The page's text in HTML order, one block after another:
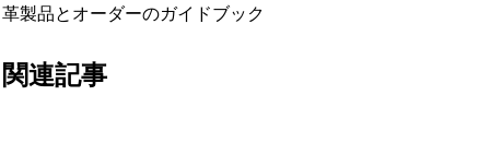
革製品とオーダーのガイドブック
関連記事